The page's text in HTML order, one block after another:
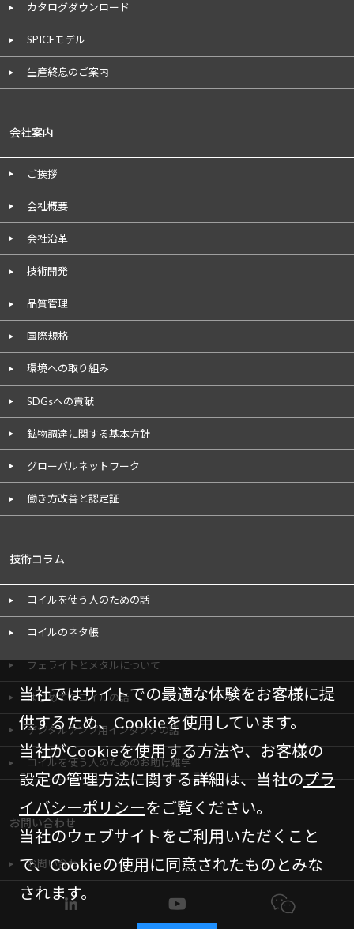
当社ではサイトでの最適な体験をお客様に提
供するため、Cookieを使用しています。
当社がCookieを使用する方法や、お客様の
設定の管理方法に関する詳細は、当社のプラ
イバシーポリシーをご覧ください。
当社のウェブサイトをご利用いただくこと
で、Cookieの使用に同意されたものとみな
されます。
カタログダウンロード
SPICEモデル
生産終息のご案内
会社案内
ご挨拶
会社概要
会社沿革
技術開発
品質管理
国際規格
環境への取り組み
SDGsへの貢献
鉱物調達に関する基本方針
グローバルネットワーク
働き方改善と認定証
技術コラム
コイルを使う人のための話
コイルのネタ帳
フェライトとメタルについて
はじめてのコイルの話
デジタルアンプ用インダクタの話
コイルを使う人のためのお助け雑学
お問い合わせ
お問い合わせ